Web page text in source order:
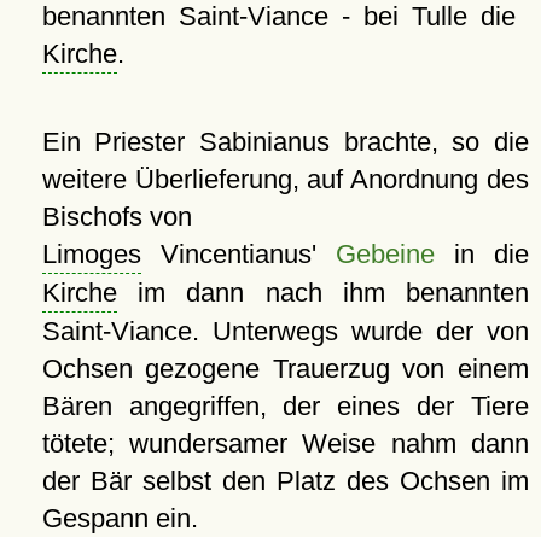
benannten Saint-Viance - bei Tulle die
Kirche.
Ein Priester Sabinianus brachte, so die
weitere Überlieferung, auf Anordnung des
Bischofs von
LimogesVincentianus' Gebeinein die
Kircheim dann nach ihm benannten
Saint-Viance. Unterwegs wurde der von
Ochsen gezogene Trauerzug von einem
Bären angegriffen, der eines der Tiere
tötete; wundersamer Weise nahm dann
der Bär selbst den Platz des Ochsen im
Gespann ein.